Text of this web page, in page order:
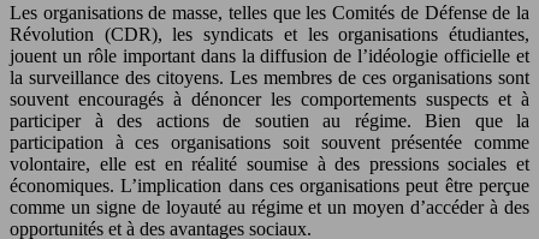
Les organisations de masse, telles que les Comités de Défense de la
Révolution (CDR), les syndicats et les organisations étudiantes,
jouent un rôle important dans la diffusion de l’idéologie officielle et
la surveillance des citoyens. Les membres de ces organisations sont
souvent encouragés à dénoncer les comportements suspects et à
participer à des actions de soutien au régime. Bien que la
participation à ces organisations soit souvent présentée comme
volontaire, elle est en réalité soumise à des pressions sociales et
économiques. L’implication dans ces organisations peut être perçue
comme un signe de loyauté au régime et un moyen d’accéder à des
opportunités et à des avantages sociaux.